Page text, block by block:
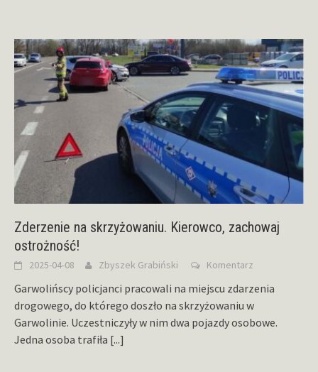
Zderzenie na skrzyżowaniu. Kierowco, zachowaj
ostrożność!
2025-04-08 Zbyszek Grabiński Komentarz
Garwolińscy policjanci pracowali na miejscu zdarzenia
drogowego, do którego doszło na skrzyżowaniu w
Garwolinie. Uczestniczyły w nim dwa pojazdy osobowe.
Jedna osoba trafiła [...]